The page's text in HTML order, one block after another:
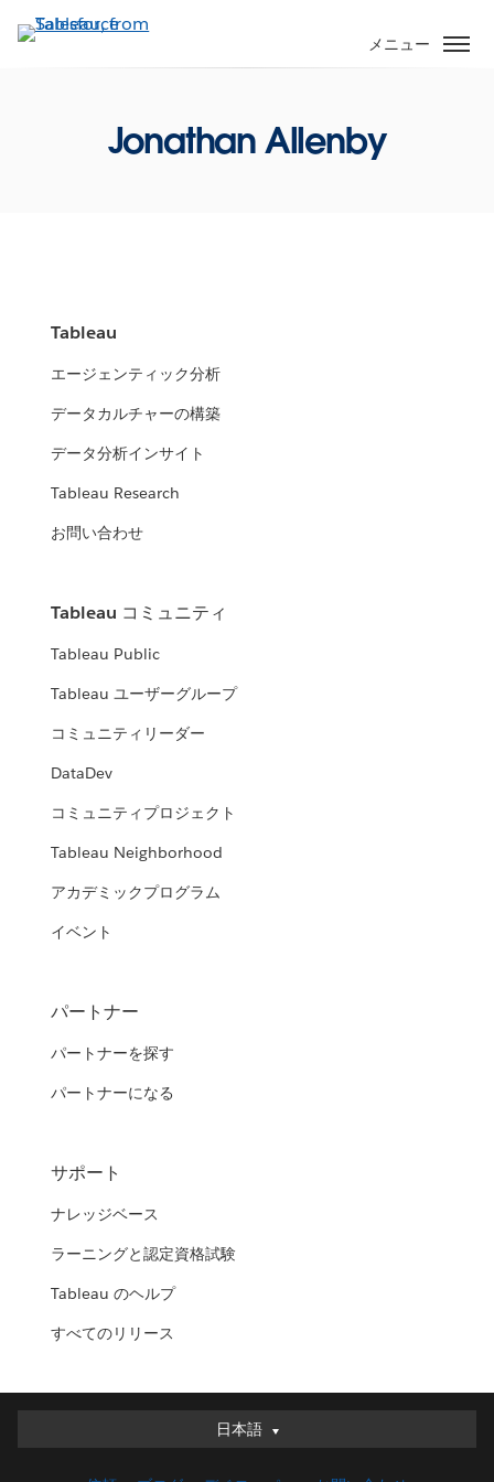
イ
メニュー
Jonathan Allenby
Tableau
エージェンティック分析
データカルチャーの構築
データ分析インサイト
Tableau Research
お問い合わせ
Tableau コミュニティ
Tableau Public
Tableau ユーザーグループ
コミュニティリーダー
DataDev
コミュニティプロジェクト
Tableau Neighborhood
アカデミックプログラム
イベント
パートナー
パートナーを探す
パートナーになる
サポート
ナレッジベース
ラーニングと認定資格試験
Tableau のヘルプ
すべてのリリース
日本語
日本語